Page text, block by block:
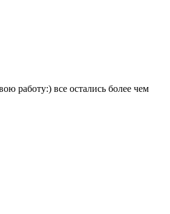
работу:) все остались более чем